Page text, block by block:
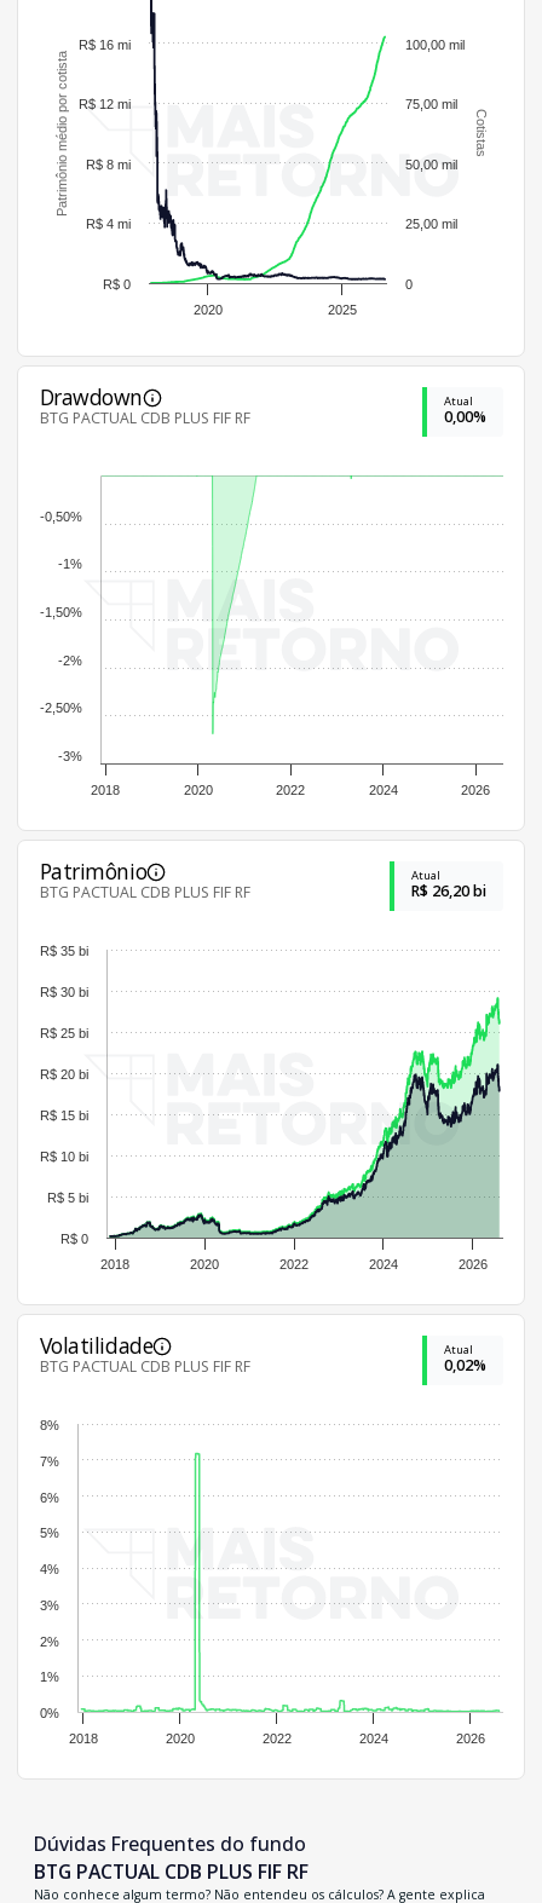
Cotistas
Patrimônio médio por cotista
2020 2025
0
25,00 mil
50,00 mil
75,00 mil
100,00 mil
R$ 0
R$ 4 mi
R$ 8 mi
R$ 12 mi
R$ 16 mi
Drawdown
BTG PACTUAL CDB PLUS FIF RF
Atual
0,00%
2018 2020 2022 2024 2026
-3%
-2,50%
-2%
-1,50%
-1%
-0,50%
Patrimônio
BTG PACTUAL CDB PLUS FIF RF
Atual
R$ 26,20 bi
2018 2020 2022 2024 2026
R$ 0
R$ 5 bi
R$ 10 bi
R$ 15 bi
R$ 20 bi
R$ 25 bi
R$ 30 bi
R$ 35 bi
Volatilidade
BTG PACTUAL CDB PLUS FIF RF
Atual
0,02%
2018 2020 2022 2024 2026
0%
1%
2%
3%
4%
5%
6%
7%
8%
Dúvidas Frequentes do fundo
BTG PACTUAL CDB PLUS FIF RF
Não conhece algum termo? Não entendeu os cálculos? A gente explica